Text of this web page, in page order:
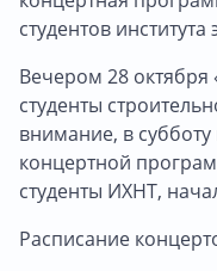
студентов института
Вечером 28 октября
студенты
внимание, в субботу
концертной
студенты ИХНТ,
Расписание